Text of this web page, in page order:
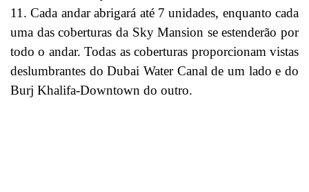
11. Cada andar abrigará até 7 unidades, enquanto cada
uma das coberturas da Sky Mansion se estenderão por
todo o andar. Todas as coberturas proporcionam vistas
deslumbrantes do Dubai Water Canal de um lado e do
Burj Khalifa-Downtown do outro.